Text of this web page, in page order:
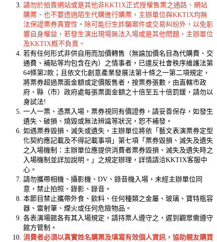
請勿於拍賣網站或是其他非KKTIX正式授權售票之通路、網站
購票、也不要透過陌生代購進行購票，主辦單位與KKTIX均無
法保證票券真實性。除可能衍生詐騙案件或交易糾紛外，以免影
響自身權益，若發生演出現場無法入場或是其他問題，主辦單位
及KKTIX概不負責。
若有任何形式非供自用而加價轉售（無論加價名目為代購費、交
通費、補貼等均包含在內）之情事者，已違反社會秩序維護法第
64條第2款；且依文化創意產業發展法第十條之一第二項規定，
將票券超過票面金額或定價販售者，按票券張數，由直轄市政
府、縣（市）政府處每張票面金額之十倍至五十倍罰鍰，請勿以
身試法!
一人一票、憑票入場，票券視同有價證券，請妥善保存，如發生
遺失、破損、燒毀或無法辨識等狀況，恕不補發。
如遇票券毀損、滅失或遺失，主辦單位將依「藝文表演票券定型
化契約應記載及不得記載事項」第七項「票券毀損、滅失及遺失
之入場機制：主辦單位應提供消費者票券毀損、滅失及遺失時之
入場機制並詳加說明。」之規定辦理，詳情請洽KKTIX客服中
心。
請勿攜帶相機、攝影機、DV、錄音機入場，未經主辦單位同
意，禁止拍照、錄影、錄音。
本節目禁止攜帶外食、飲料、任何種類之金屬、玻璃、寶特瓶容
器、雷射筆、煙火或任何危險物品。
各表演場館各有其入場規定，請持票人遵守之，遲到觀眾需遵守
館方管制。
消費者必須以真實姓名購票及填寫有效個人資訊，協助親友購買